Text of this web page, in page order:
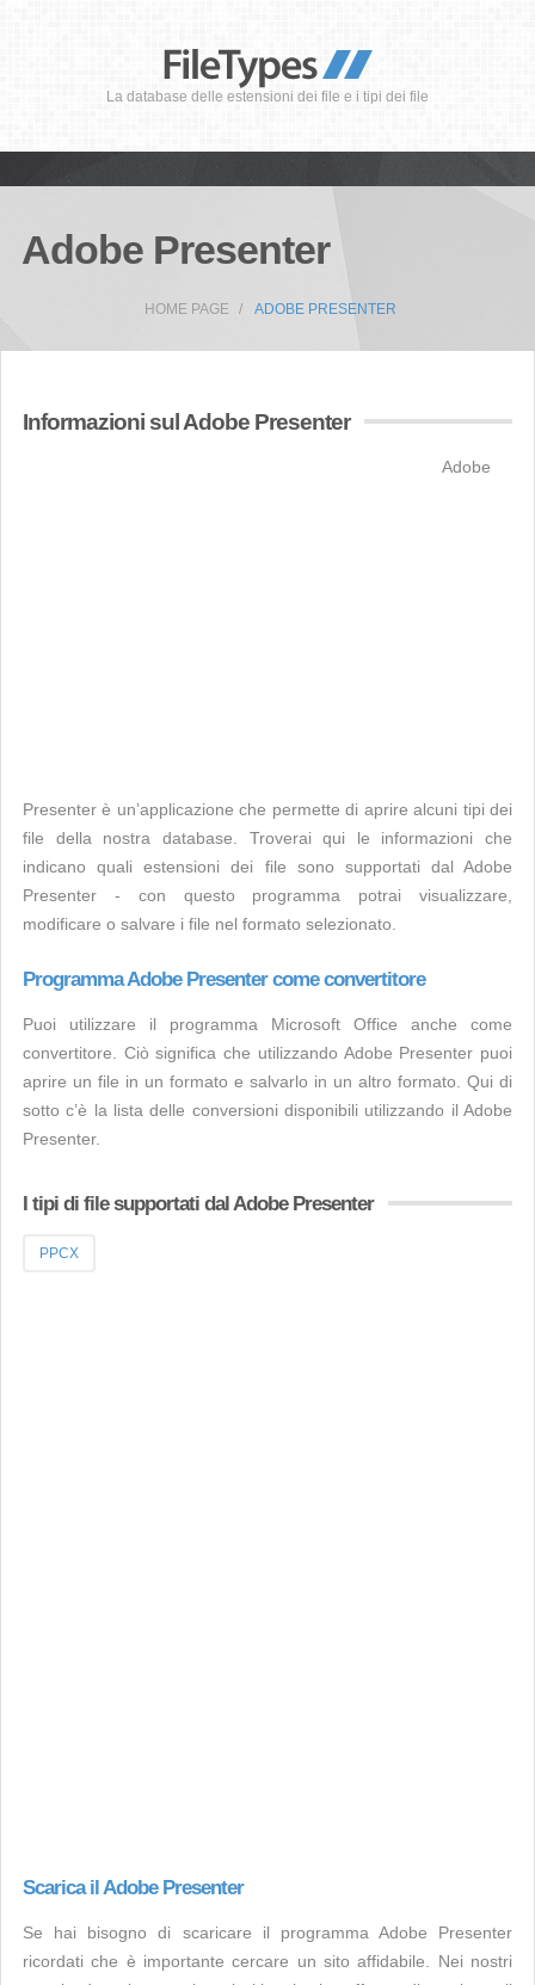
La database delle estensioni dei file e i tipi dei file
Adobe Presenter
HOME PAGE ADOBE PRESENTER
Informazioni sul Adobe Presenter
Adobe
Presenter è un’applicazione che permette di aprire alcuni tipi dei
file della nostra database. Troverai qui le informazioni che
indicano quali estensioni dei file sono supportati dal Adobe
Presenter - con questo programma potrai visualizzare,
modificare o salvare i file nel formato selezionato.
Programma Adobe Presenter come convertitore
Puoi utilizzare il programma Microsoft Office anche come
convertitore. Ciò significa che utilizzando Adobe Presenter puoi
aprire un file in un formato e salvarlo in un altro formato. Qui di
sotto c’è la lista delle conversioni disponibili utilizzando il Adobe
Presenter.
I tipi di file supportati dal Adobe Presenter
PPCX
Scarica il Adobe Presenter
Se hai bisogno di scaricare il programma Adobe Presenter
ricordati che è importante cercare un sito affidabile. Nei nostri